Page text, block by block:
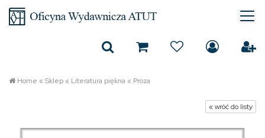
Home «Sklep« Literatura piękna « Proza
« wróć do listy